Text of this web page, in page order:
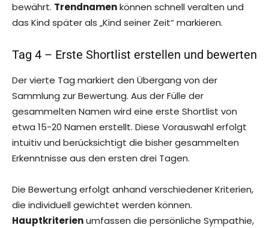
bewährt. Trendnamenkönnen schnell veralten und
das Kind später als „Kind seiner Zeit“ markieren.
Tag 4 – Erste Shortlist erstellen und bewerten
Der vierte Tag markiert den Übergang von der
Sammlung zur Bewertung. Aus der Fülle der
gesammelten Namen wird eine erste Shortlist von
etwa 15-20 Namen erstellt. Diese Vorauswahl erfolgt
intuitiv und berücksichtigt die bisher gesammelten
Erkenntnisse aus den ersten drei Tagen.
Die Bewertung erfolgt anhand verschiedener Kriterien,
die individuell gewichtet werden können.
Hauptkriterienumfassen die persönliche Sympathie,